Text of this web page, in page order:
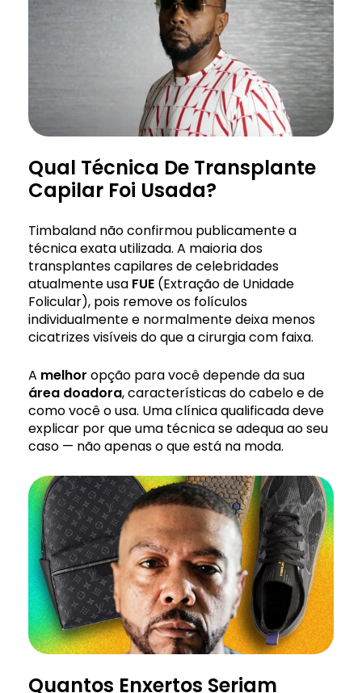
Qual Técnica De Transplante
Capilar Foi Usada?
Timbaland não confirmou publicamente a
técnica exata utilizada. A maioria dos
transplantes capilares de celebridades
atualmente usa FUE (Extração de Unidade
Folicular), pois remove os folículos
individualmente e normalmente deixa menos
cicatrizes visíveis do que a cirurgia com faixa.
A melhor opção para você depende da sua
área doadora, características do cabelo e de
como você o usa. Uma clínica qualificada deve
explicar por que uma técnica se adequa ao seu
caso — não apenas o que está na moda.
Quantos Enxertos Seriam